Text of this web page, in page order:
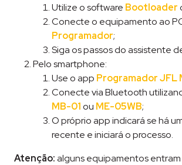
Utilize o software Bootloader
Conecte o equipamento ao
Programador;
Siga os passos do assistente
Pelo smartphone:
Use o app Programador JFL
Conecte via Bluetooth
MB-01ou ME-05WB;
O próprio app indicará se há
recente e iniciará o processo.
Atenção:alguns equipamentos entram